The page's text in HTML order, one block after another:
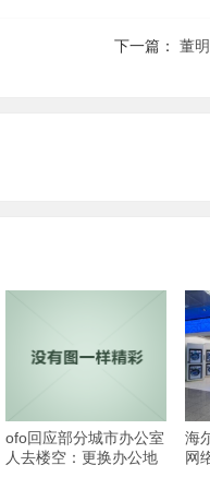
下一篇： 董
ofo回应部分城市办公室
人去楼空：更换办公地
海
网